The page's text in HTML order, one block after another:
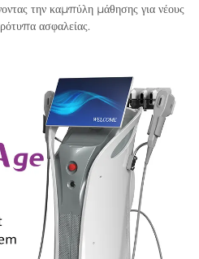
την καμπύλη μάθησης για νέους
ασφαλείας.